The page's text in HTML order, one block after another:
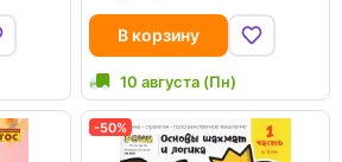
В корзину
10 августа (Пн)
-50%